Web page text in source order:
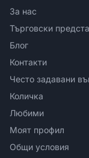
За нас
Търговски
Блог
Контакти
Често задавани
Количка
Любими
Моят профил
Общи условия